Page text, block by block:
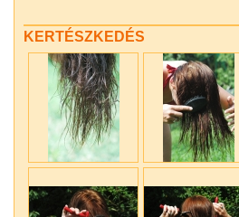
KERTÉSZKEDÉS